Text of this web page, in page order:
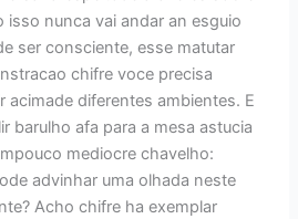
isso nunca vai andar an esguio
ser consciente, esse matutar
chifre voce precisa
acimade diferentes ambientes. E
barulho afa para a mesa astucia
mediocre chavelho:
advinhar uma olhada neste
Acho chifre ha exemplar